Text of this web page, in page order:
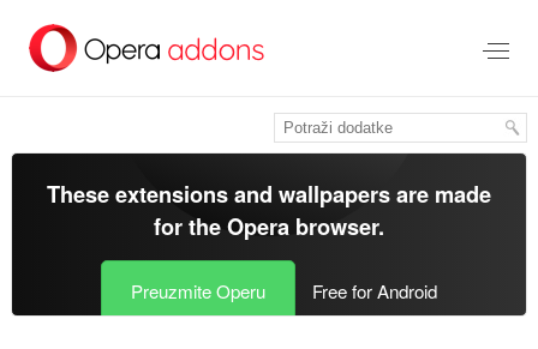
glavni
These extensions and wallpapers are made
for theOpera browser.
Preuzmite Operu Free for Android